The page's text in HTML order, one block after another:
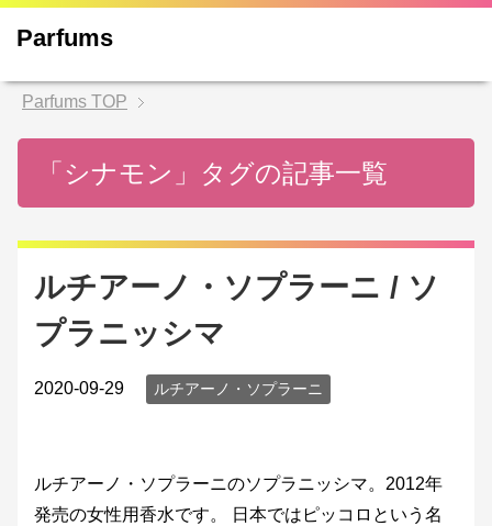
Parfums
Parfums TOP
「シナモン」タグの記事一覧
ルチアーノ・ソプラーニ / ソ
プラニッシマ
2020-09-29 ルチアーノ・ソプラーニ
ルチアーノ・ソプラーニのソプラニッシマ。2012年
発売の女性用香水です。 日本ではピッコロという名